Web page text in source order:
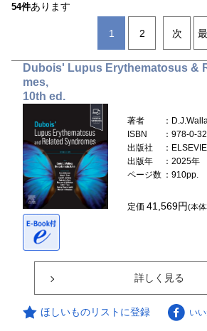
54件あります
1 2 次
Dubois' Lupus Erythematosus &
mes,
10th ed.
著者
：
ISBN
：978-0-
出版社
：
出版年
：2025年
ページ数 ：910pp.
定価41,569円(本
詳しく見る
ほしいものリストに登録 い